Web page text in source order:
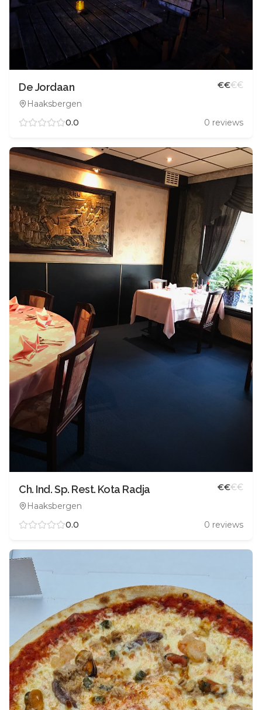
De Jordaan
Haaksbergen
€€€€
0.0 0 reviews
Ch. Ind. Sp. Rest. Kota Radja
Haaksbergen
€€€€
0.0 0 reviews